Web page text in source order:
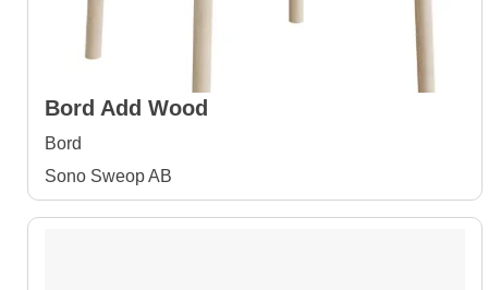
Bord Add Wood
Bord
Sono Sweop AB